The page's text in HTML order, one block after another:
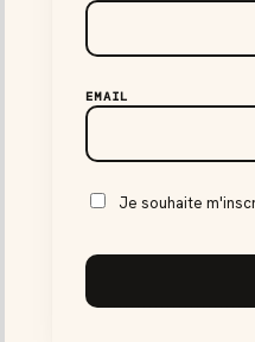
EMAIL
Je souhaite